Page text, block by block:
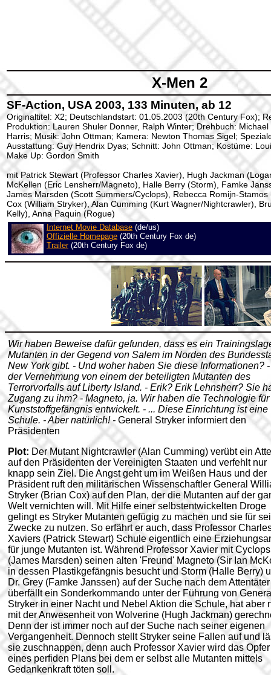
X-Men 2
SF-Action, USA 2003, 133 Minuten, ab 12
Originaltitel: X2; Deutschlandstart: 01.05.2003 (20th Century Fox);
Produktion: Lauren Shuler Donner, Ralph Winter; Drehbuch:
Harris; Musik: John Ottman; Kamera: Newton Thomas Sigel;
Ausstattung: Guy Hendrix Dyas; Schnitt: John Ottman; Kostüme:
Make Up: Gordon Smith
mit Patrick Stewart (Professor Charles Xavier), Hugh Jackman
McKellen (Eric Lensherr/Magneto), Halle Berry (Storm), Famke
James Marsden (Scott Summers/Cyclops), Rebecca Romijn-
Cox (William Stryker), Alan Cumming (Kurt Wagner/Nightcrawler),
Kelly), Anna Paquin (Rogue)
Internet Movie Database (de/us)
Offizielle Homepage (20th Century Fox de)
Trailer(20th Century Fox de)
Wir haben Beweise dafür gefunden, dass es ein
Mutanten in der Gegend von Salem im Norden des
New York gibt. - Und woher haben Sie diese Informationen?
der Vernehmung von einem der beteiligten Mutanten des
Terrorvorfalls auf Liberty Island. - Erik? Erik Lehnsherr? Sie
Zugang zu ihm? - Magneto, ja. Wir haben die Technologie
Kunststoffgefängnis entwickelt. - ... Diese Einrichtung ist eine
Schule. - Aber natürlich! - General Stryker informiert den
Präsidenten
Plot: Der Mutant Nightcrawler (Alan Cumming) verübt ein
auf den Präsidenten der Vereinigten Staaten und verfehlt nur
knapp sein Ziel. Die Angst geht um im Weißen Haus und der
Präsident ruft den militärischen Wissenschaftler General
Stryker (Brian Cox) auf den Plan, der die Mutanten auf der
Welt vernichten will. Mit Hilfe einer selbstentwickelten Droge
gelingt es Stryker Mutanten gefügig zu machen und sie für
Zwecke zu nutzen. So erfährt er auch, dass Professor
Xaviers (Patrick Stewart) Schule eigentlich eine
für junge Mutanten ist. Während Professor Xavier mit Cyclops
(James Marsden) seinen alten 'Freund' Magneto (Sir Ian
in dessen Plastikgefängnis besucht und Storm (Halle Berry)
Dr. Grey (Famke Janssen) auf der Suche nach dem
überfällt ein Sonderkommando unter der Führung von
Stryker in einer Nacht und Nebel Aktion die Schule, hat aber
mit der Anwesenheit von Wolverine (Hugh Jackman)
Denn der ist immer noch auf der Suche nach seiner eigenen
Vergangenheit. Dennoch stellt Stryker seine Fallen auf und
sie zuschnappen, denn auch Professor Xavier wird das Opfer
eines perfiden Plans bei dem er selbst alle Mutanten mittels
Gedankenkraft töten soll.